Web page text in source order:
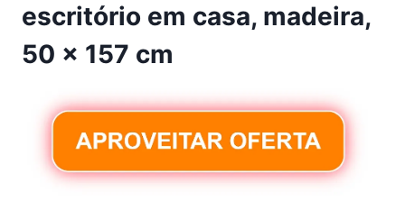
escritório em casa, madeira,
50 x 157 cm